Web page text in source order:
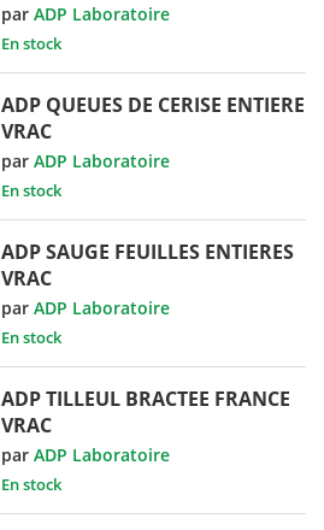
parADP Laboratoire
En stock
ADP QUEUES DE CERISE ENTIERE
VRAC
parADP Laboratoire
En stock
ADP SAUGE FEUILLES ENTIERES
VRAC
parADP Laboratoire
En stock
ADP TILLEUL BRACTEE FRANCE
VRAC
parADP Laboratoire
En stock